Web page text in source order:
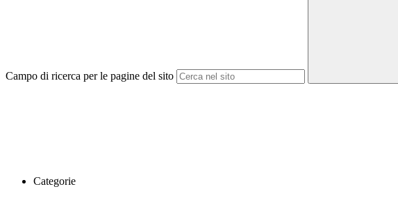
Campo di ricerca per le pagine del sito
Categorie